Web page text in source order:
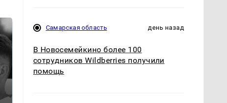
Самарская область день назад
В Новосемейкино более 100
сотрудников Wildberries получили
помощь